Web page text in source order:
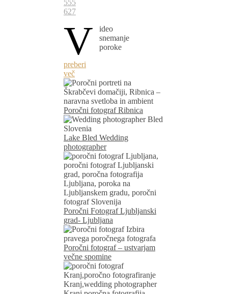
555
627
V
ideo
snemanje
poroke
preberi
več
Poročni fotograf Ribnica
Lake Bled Wedding
photographer
Poročni Fotograf Ljubljanski
grad- Ljubljana
Poročni fotograf – ustvarjam
večne spomine